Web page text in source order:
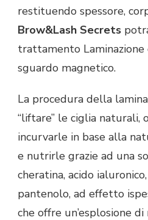
restituendo spessore,
Brow&Lash Secrets
trattamento
sguardo magnetico.
La procedura della
“liftare” le ciglia naturali,
incurvarle in base alla
e nutrirle grazie ad una
cheratina, acido
pantenolo, ad effetto
che offre un’esplosione